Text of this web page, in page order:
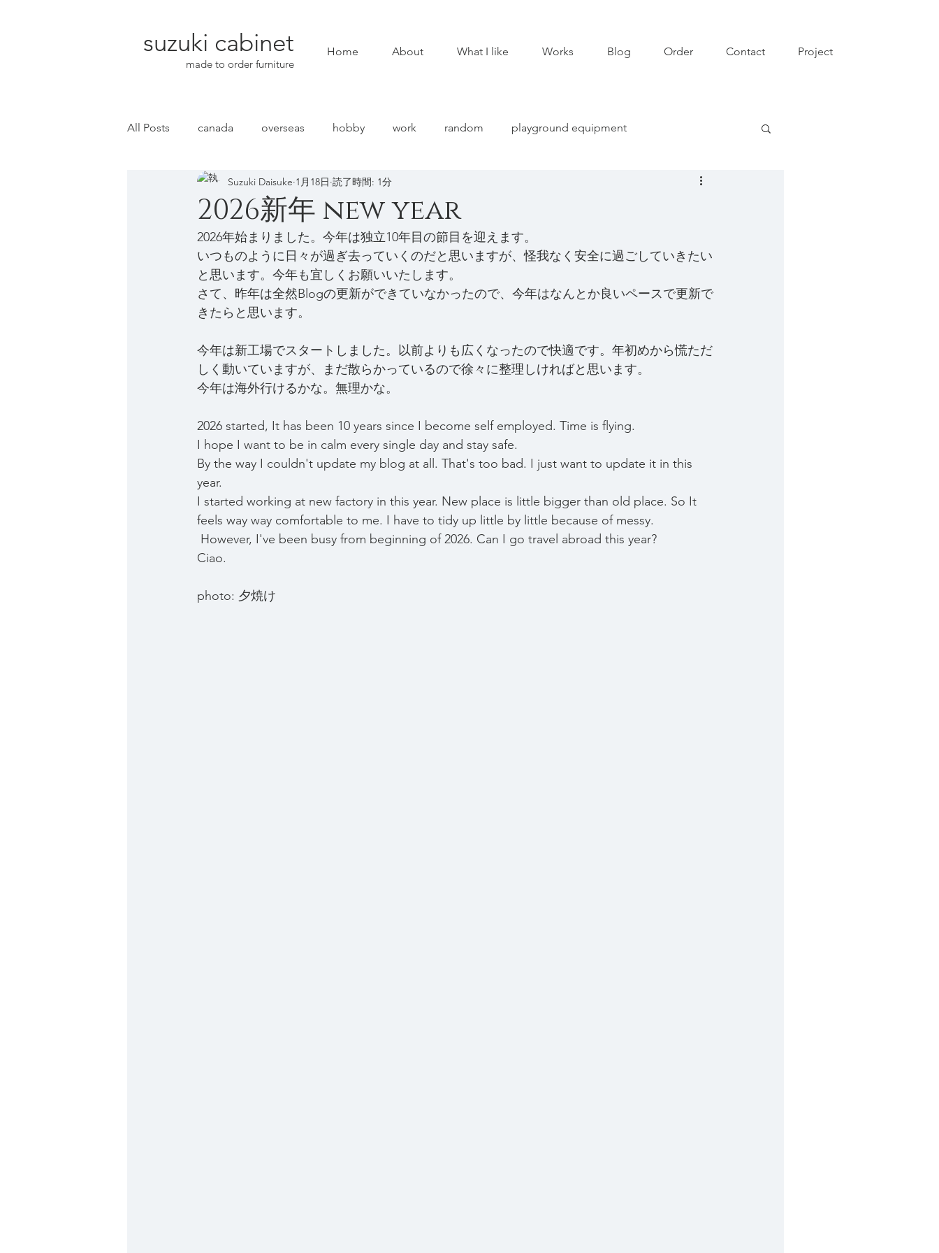
suzuki cabinet
made to order furniture
Home About What I like Works Blog Order Contact Project
All Posts canada overseas hobby work random playground equipment
2026新年 new year
Suzuki Daisuke 1月18日 読了時間: 1分
2026年始まりました。今年は独立10年目の節目を迎えます。
いつものように日々が過ぎ去っていくのだと思いますが、怪我なく安全に過ごしていきたい
と思います。今年も宜しくお願いいたします。
さて、昨年は全然Blogの更新ができていなかったので、今年はなんとか良いペースで更新で
きたらと思います。
今年は新工場でスタートしました。以前よりも広くなったので快適です。年初めから慌ただ
しく動いていますが、まだ散らかっているので徐々に整理しければと思います。
今年は海外行けるかな。無理かな。
2026 started, It has been 10 years since I become self employed. Time is flying.
I hope I want to be in calm every single day and stay safe.
By the way I couldn't update my blog at all. That's too bad. I just want to update it in this
year.
I started working at new factory in this year. New place is little bigger than old place. So It
feels way way comfortable to me. I have to tidy up little by little because of messy.
However, I've been busy from beginning of 2026. Can I go travel abroad this year?
Ciao.
photo: 夕焼け